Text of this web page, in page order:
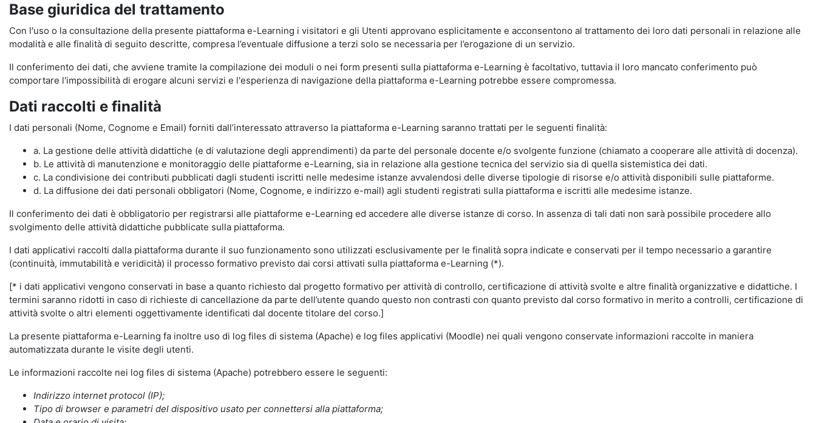
Base giuridica del trattamento
Con l'uso o la consultazione della presente piattaforma e-Learning i visitatori e gli Utenti approvano esplicitamente e acconsentono al trattamento dei loro dati personali in relazione alle
modalità e alle finalità di seguito descritte, compresa l’eventuale diffusione a terzi solo se necessaria per l’erogazione di un servizio.
Il conferimento dei dati, che avviene tramite la compilazione dei moduli o nei form presenti sulla piattaforma e-Learning è facoltativo, tuttavia il loro mancato conferimento può
comportare l'impossibilità di erogare alcuni servizi e l'esperienza di navigazione della piattaforma e-Learning potrebbe essere compromessa.
Dati raccolti e finalità
I dati personali (Nome, Cognome e Email) forniti dall’interessato attraverso la piattaforma e-Learning saranno trattati per le seguenti finalità:
a. La gestione delle attività didattiche (e di valutazione degli apprendimenti) da parte del personale docente e/o svolgente funzione (chiamato a cooperare alle attività di docenza).
b. Le attività di manutenzione e monitoraggio delle piattaforme e-Learning, sia in relazione alla gestione tecnica del servizio sia di quella sistemistica dei dati.
c. La condivisione dei contributi pubblicati dagli studenti iscritti nelle medesime istanze avvalendosi delle diverse tipologie di risorse e/o attività disponibili sulle piattaforme.
d. La diffusione dei dati personali obbligatori (Nome, Cognome, e indirizzo e-mail) agli studenti registrati sulla piattaforma e iscritti alle medesime istanze.
Il conferimento dei dati è obbligatorio per registrarsi alle piattaforme e-Learning ed accedere alle diverse istanze di corso. In assenza di tali dati non sarà possibile procedere allo
svolgimento delle attività didattiche pubblicate sulla piattaforma.
I dati applicativi raccolti dalla piattaforma durante il suo funzionamento sono utilizzati esclusivamente per le finalità sopra indicate e conservati per il tempo necessario a garantire
(continuità, immutabilità e veridicità) il processo formativo previsto dai corsi attivati sulla piattaforma e-Learning (*).
[* i dati applicativi vengono conservati in base a quanto richiesto dal progetto formativo per attività di controllo, certificazione di attività svolte e altre finalità organizzative e didattiche. I
termini saranno ridotti in caso di richieste di cancellazione da parte dell’utente quando questo non contrasti con quanto previsto dal corso formativo in merito a controlli, certificazione di
attività svolte o altri elementi oggettivamente identificati dal docente titolare del corso.]
La presente piattaforma e-Learning fa inoltre uso di log files di sistema (Apache) e log files applicativi (Moodle) nei quali vengono conservate informazioni raccolte in maniera
automatizzata durante le visite degli utenti.
Le informazioni raccolte nei log files di sistema (Apache) potrebbero essere le seguenti:
Indirizzo internet protocol (IP);
Tipo di browser e parametri del dispositivo usato per connettersi alla piattaforma;